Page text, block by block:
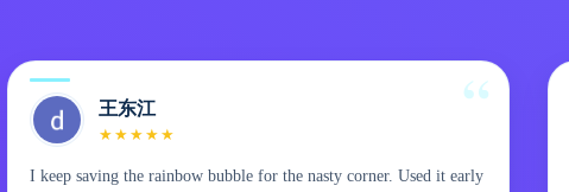
王东江
★ ★ ★ ★ ★
I keep saving the rainbow bubble for the nasty corner. Used it early